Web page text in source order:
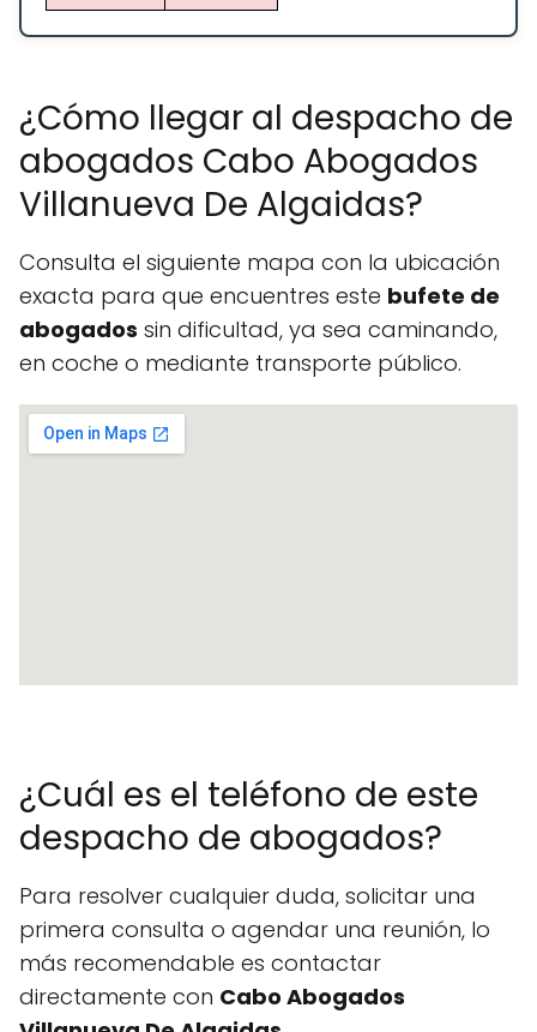
¿Cómo llegar al despacho de
abogados Cabo Abogados
Villanueva De Algaidas?
Consulta el siguiente mapa con la ubicación
exacta para que encuentres este bufete de
abogados sin dificultad, ya sea caminando,
en coche o mediante transporte público.
¿Cuál es el teléfono de este
despacho de abogados?
Para resolver cualquier duda, solicitar una
primera consulta o agendar una reunión, lo
más recomendable es contactar
directamente con Cabo Abogados